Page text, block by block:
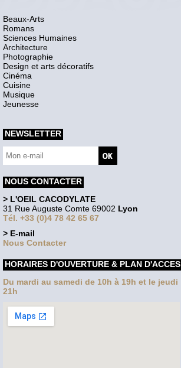
Beaux-Arts
Romans
Sciences Humaines
Architecture
Photographie
Design et arts décoratifs
Cinéma
Cuisine
Musique
Jeunesse
NEWSLETTER
NOUS CONTACTER
> L'OEIL CACODYLATE
31 Rue Auguste Comte 69002 Lyon
Tél. +33 (0)4 78 42 65 67
> E-mail
Nous Contacter
HORAIRES D'OUVERTURE & PLAN D'ACCES
Du mardi au samedi de 10h à 19h et le jeudi
21h